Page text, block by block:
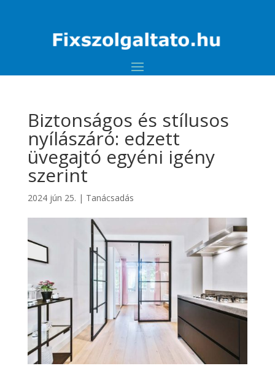
Biztonságos és stílusos
nyílászáró: edzett
üvegajtó egyéni igény
szerint
2024 jún 25. | Tanácsadás